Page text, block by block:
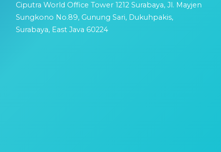
Ciputra World Office Tower 1212 Surabaya, Jl. Mayjen
Sungkono No.89, Gunung Sari, Dukuhpakis,
Surabaya, East Java 60224